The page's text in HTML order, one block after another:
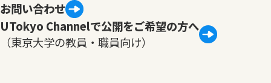
お問い合わせ
UTokyo Channelで公開をご希望の方へ
（東京大学の教員・職員向け）